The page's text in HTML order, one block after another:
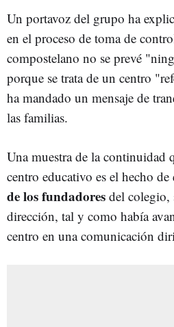
Un portavoz del grupo ha
en el proceso de toma de
compostelano no se prevé
porque se trata de un centro
ha mandado un mensaje de
las familias.
Una muestra de la continuidad
centro educativo es el hecho de
de los fundadores del colegio,
dirección, tal y como había
centro en una comunicación